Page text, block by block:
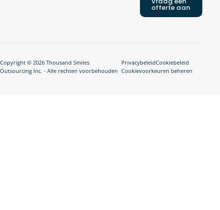
offerte aan
Copyright © 2026 Thousand Smiles
Outsourcing Inc. - Alle rechten voorbehouden
PrivacybeleidCookiebeleid
Cookievoorkeuren beheren